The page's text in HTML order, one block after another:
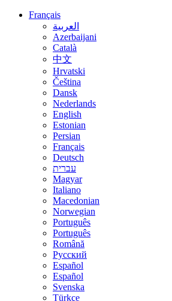
Français
العربية
Azerbaijani
Català
中文
Hrvatski
Čeština
Dansk
Nederlands
English
Estonian
Persian
Français
Deutsch
עברית
Magyar
Italiano
Macedonian
Norwegian
Português
Português
Română
Русский
Español
Español
Svenska
Türkçe